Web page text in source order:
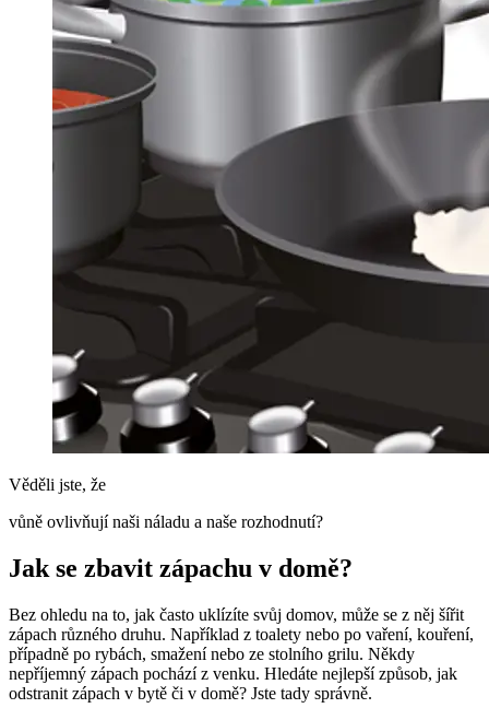
Věděli jste, že
vůně ovlivňují naši náladu a naše rozhodnutí?
Jak se zbavit zápachu v domě?
Bez ohledu na to, jak často uklízíte svůj domov, může se z něj šířit
zápach různého druhu. Například z toalety nebo po vaření, kouření,
případně po rybách, smažení nebo ze stolního grilu. Někdy
nepříjemný zápach pochází z venku. Hledáte nejlepší způsob, jak
odstranit zápach v bytě či v domě? Jste tady správně.